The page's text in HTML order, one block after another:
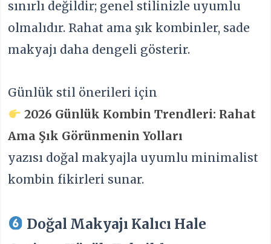
sınırlı değildir; genel stilinizle uyumlu
olmalıdır. Rahat ama şık kombinler, sade
makyajı daha dengeli gösterir.
Günlük stil önerileri için
2026 Günlük Kombin Trendleri: Rahat
Ama Şık Görünmenin Yolları
yazısı doğal makyajla uyumlu minimalist
kombin fikirleri sunar.
Doğal Makyajı Kalıcı Hale